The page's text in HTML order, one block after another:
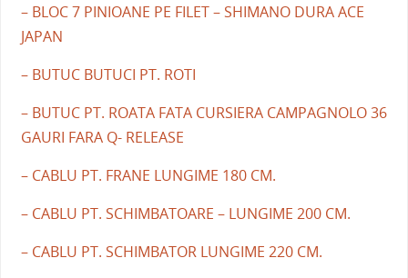
– BLOC 7 PINIOANE PE FILET – SHIMANO DURA ACE
JAPAN
– BUTUC BUTUCI PT. ROTI
– BUTUC PT. ROATA FATA CURSIERA CAMPAGNOLO 36
GAURI FARA Q- RELEASE
– CABLU PT. FRANE LUNGIME 180 CM.
– CABLU PT. SCHIMBATOARE – LUNGIME 200 CM.
– CABLU PT. SCHIMBATOR LUNGIME 220 CM.